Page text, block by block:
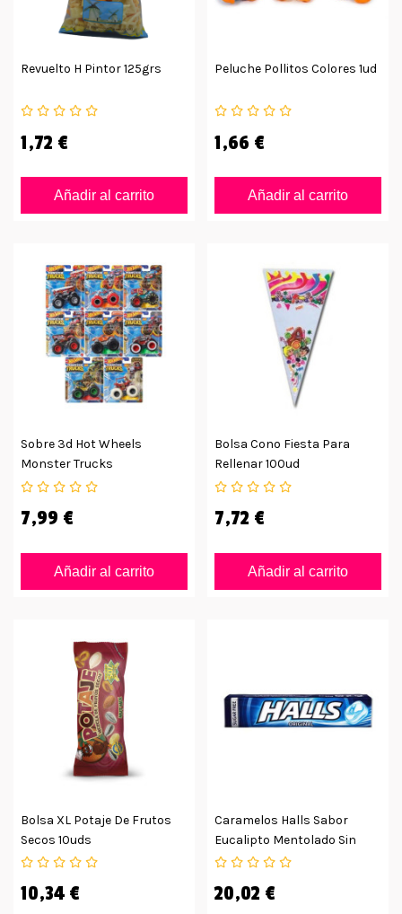
Revuelto H Pintor 125grs
1,72 €
Añadir al carrito
Peluche Pollitos Colores 1ud
1,66 €
Añadir al carrito
Sobre 3d Hot Wheels
Monster Trucks
7,99 €
Añadir al carrito
Bolsa Cono Fiesta Para
Rellenar 100ud
7,72 €
Añadir al carrito
Bolsa XL Potaje De Frutos
Secos 10uds
10,34 €
Caramelos Halls Sabor
Eucalipto Mentolado Sin
Azúcar
20,02 €